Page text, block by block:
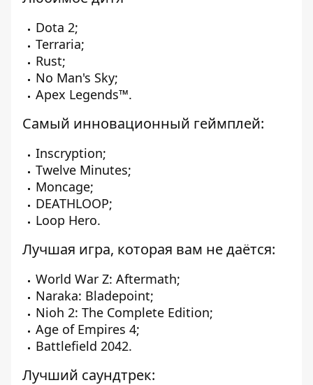
Dota 2;
Terraria;
Rust;
No Man's Sky;
Apex Legends™.
Самый инновационный геймплей:
Inscryption;
Twelve Minutes;
Moncage;
DEATHLOOP;
Loop Hero.
Лучшая игра, которая вам не даётся:
World War Z: Aftermath;
Naraka: Bladepoint;
Nioh 2: The Complete Edition;
Age of Empires 4;
Battlefield 2042.
Лучший саундтрек: